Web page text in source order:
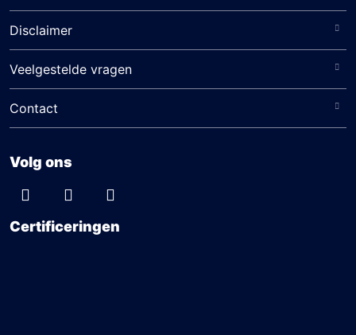
Disclaimer
Veelgestelde vragen
Contact
Volg ons
Certificeringen